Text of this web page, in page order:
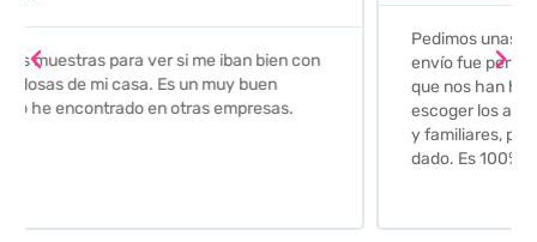
Pedimos unas muestras de azulejos para el baño. El
envío fue perfecto pero lo mejor ha sido el seguimiento
que nos han hecho. Nos guiaron y aconsejaron para
escoger los azulejos. Lo aconsejo a todos mis amigos
y familiares, por su calidad y la confianza que nos han